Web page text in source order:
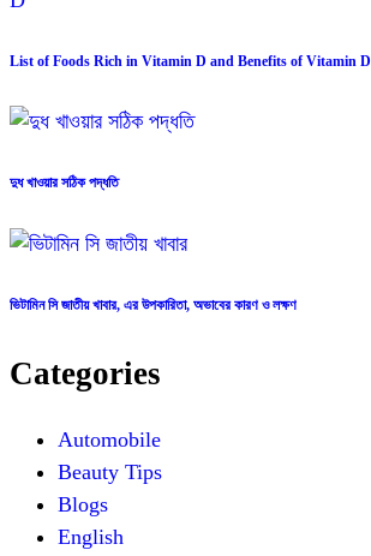
List of Foods Rich in Vitamin D and Benefits of Vitamin D
দুধ খাওয়ার সঠিক পদ্ধতি
ভিটামিন সি জাতীয় খাবার, এর উপকারিতা, অভাবের কারণ ও লক্ষণ
Categories
Automobile
Beauty Tips
Blogs
English